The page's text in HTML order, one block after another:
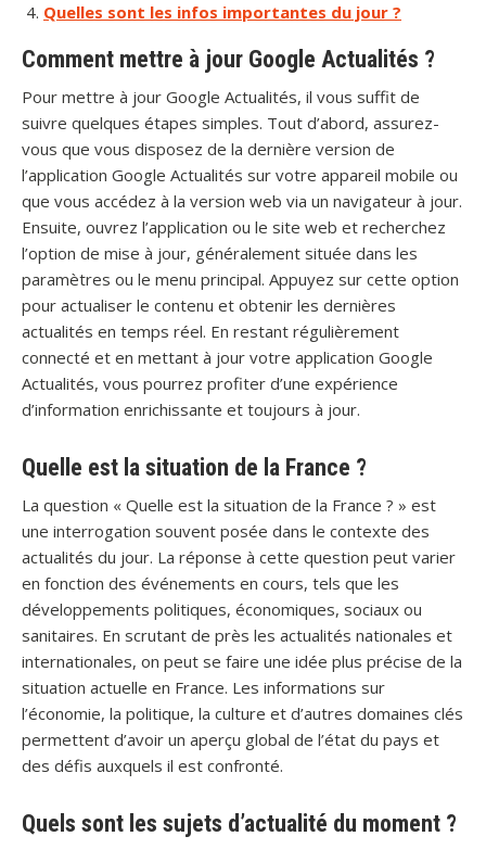
Quelles sont les infos importantes du jour ?
Comment mettre à jour Google Actualités ?
Pour mettre à jour Google Actualités, il vous suffit de
suivre quelques étapes simples. Tout d’abord, assurez-
vous que vous disposez de la dernière version de
l’application Google Actualités sur votre appareil mobile ou
que vous accédez à la version web via un navigateur à jour.
Ensuite, ouvrez l’application ou le site web et recherchez
l’option de mise à jour, généralement située dans les
paramètres ou le menu principal. Appuyez sur cette option
pour actualiser le contenu et obtenir les dernières
actualités en temps réel. En restant régulièrement
connecté et en mettant à jour votre application Google
Actualités, vous pourrez profiter d’une expérience
d’information enrichissante et toujours à jour.
Quelle est la situation de la France ?
La question « Quelle est la situation de la France ? » est
une interrogation souvent posée dans le contexte des
actualités du jour. La réponse à cette question peut varier
en fonction des événements en cours, tels que les
développements politiques, économiques, sociaux ou
sanitaires. En scrutant de près les actualités nationales et
internationales, on peut se faire une idée plus précise de la
situation actuelle en France. Les informations sur
l’économie, la politique, la culture et d’autres domaines clés
permettent d’avoir un aperçu global de l’état du pays et
des défis auxquels il est confronté.
Quels sont les sujets d’actualité du moment ?